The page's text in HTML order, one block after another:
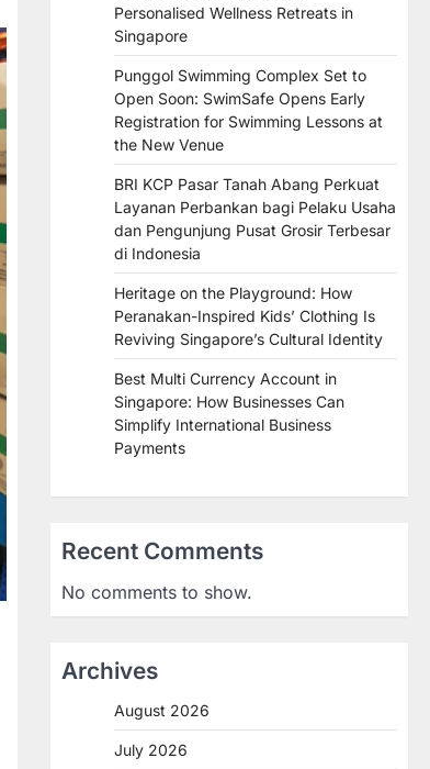
Personalised Wellness Retreats in
Singapore
Punggol Swimming Complex Set to
Open Soon: SwimSafe Opens Early
Registration for Swimming Lessons at
the New Venue
BRI KCP Pasar Tanah Abang Perkuat
Layanan Perbankan bagi Pelaku Usaha
dan Pengunjung Pusat Grosir Terbesar
di Indonesia
Heritage on the Playground: How
Peranakan-Inspired Kids’ Clothing Is
Reviving Singapore’s Cultural Identity
Best Multi Currency Account in
Singapore: How Businesses Can
Simplify International Business
Payments
Recent Comments
No comments to show.
Archives
August 2026
July 2026